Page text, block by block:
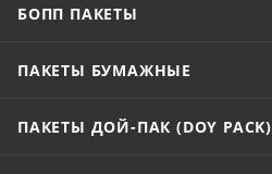
БОПП ПАКЕТЫ
ПАКЕТЫ БУМАЖНЫЕ
ПАКЕТЫ ДОЙ-ПАК (DOY PACK)